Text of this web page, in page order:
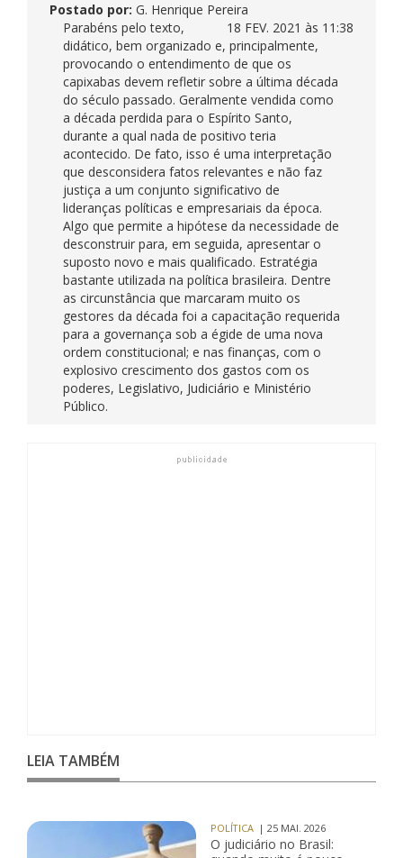
Postado por: G. Henrique Pereira
18 FEV. 2021 às 11:38
Parabéns pelo texto,
didático, bem organizado e, principalmente,
provocando o entendimento de que os
capixabas devem refletir sobre a última década
do século passado. Geralmente vendida como
a década perdida para o Espírito Santo,
durante a qual nada de positivo teria
acontecido. De fato, isso é uma interpretação
que desconsidera fatos relevantes e não faz
justiça a um conjunto significativo de
lideranças políticas e empresariais da época.
Algo que permite a hipótese da necessidade de
desconstruir para, em seguida, apresentar o
suposto novo e mais qualificado. Estratégia
bastante utilizada na política brasileira. Dentre
as circunstância que marcaram muito os
gestores da década foi a capacitação requerida
para a governança sob a égide de uma nova
ordem constitucional; e nas finanças, com o
explosivo crescimento dos gastos com os
poderes, Legislativo, Judiciário e Ministério
Público.
LEIA TAMBÉM
POLÍTICA | 25 MAI. 2026
O judiciário no Brasil: